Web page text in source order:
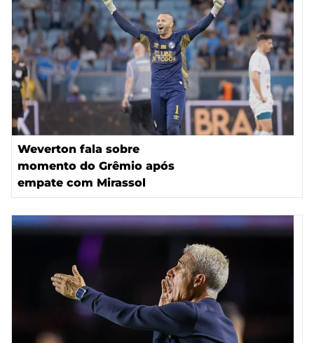
Weverton fala sobre
momento do Grêmio após
empate com Mirassol